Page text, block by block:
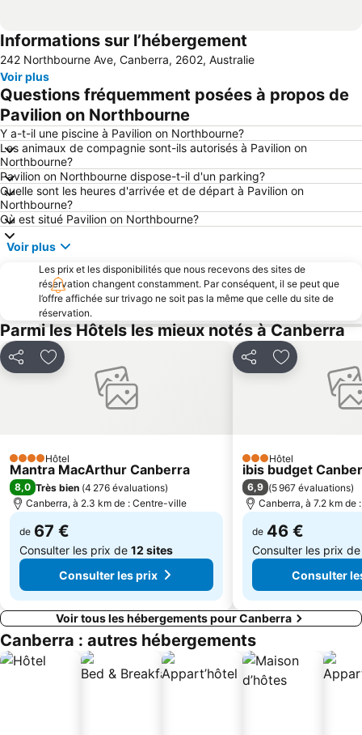
Informations sur l’hébergement
242 Northbourne Ave, Canberra, 2602, Australie
Voir plus
Questions fréquemment posées à propos de
Pavilion on Northbourne
Y a-t-il une piscine à Pavilion on Northbourne?
Les animaux de compagnie sont-ils autorisés à Pavilion on
Northbourne?
Pavilion on Northbourne dispose-t-il d'un parking?
Quelle sont les heures d'arrivée et de départ à Pavilion on
Northbourne?
Où est situé Pavilion on Northbourne?
Voir plus
Les prix et les disponibilités que nous recevons des sites de
réservation changent constamment. Par conséquent, il se peut que
l’offre affichée sur trivago ne soit pas la même que celle du site de
réservation.
Parmi les Hôtels les mieux notés à Canberra
PartagerAjouter à mes favoris
4 ÉtoilesHôtel
Mantra MacArthur Canberra
8,0 Très bien (4 276 évaluations)
Canberra, à 2.3 km de : Centre-ville
de 67 €
Consulter les prix de 12 sites
Consulter les prix
PartagerAjouter à
3 Étoiles
Hôtel
ibis budget
6,9 (5 967 évaluations)
Canberra, à 7.2 km de
de 46 €
Consulter les prix
Consulter
Voir tous les hébergements pour Canberra
Canberra : autres hébergements